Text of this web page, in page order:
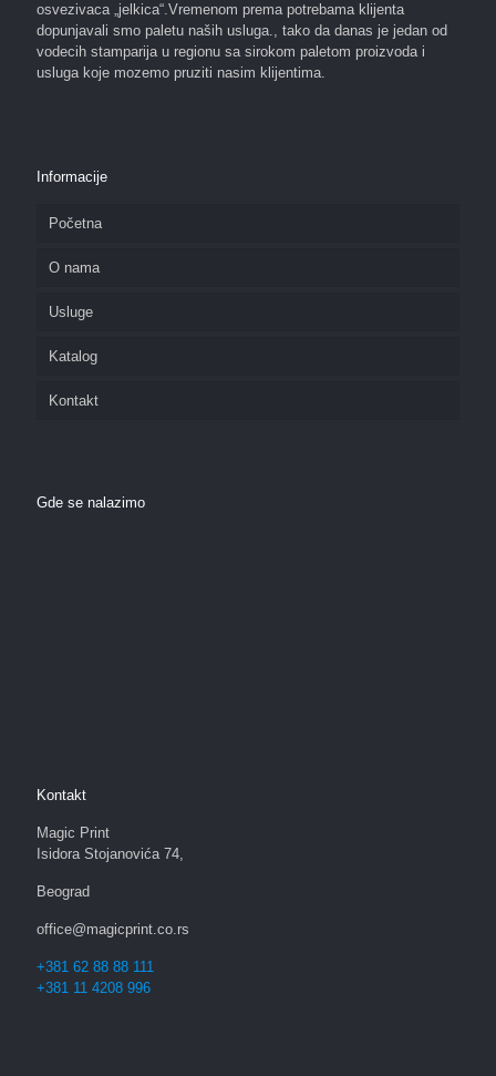
osvezivaca „jelkica“.Vremenom prema potrebama klijenta
dopunjavali smo paletu naših usluga., tako da danas je jedan od
vodecih stamparija u regionu sa sirokom paletom proizvoda i
usluga koje mozemo pruziti nasim klijentima.
Informacije
Početna
O nama
Usluge
Katalog
Kontakt
Gde se nalazimo
Kontakt
Magic Print
Isidora Stojanovića 74,
Beograd
office@magicprint.co.rs
+381 62 88 88 111
+381 11 4208 996